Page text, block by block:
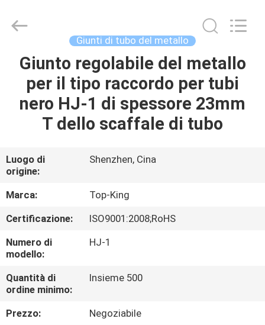
CASA.
PRODOTTI
DI
NOI
VISITA
ALLA
FABBRICA
CONTROLLO
DELLA
Jingji
Technology
Reserved.
Giunti di tubo del metallo
Giunto regolabile del metallo
per il tipo raccordo per tubi
nero HJ-1 di spessore 23mm
T dello scaffale di tubo
Luogo di
origine:
Shenzhen, Cina
Marca:
Top-King
Certificazione:
ISO9001:2008;RoHS
Numero di
modello:
HJ-1
Quantità di
ordine minimo:
Insieme 500
Prezzo:
Negoziabile